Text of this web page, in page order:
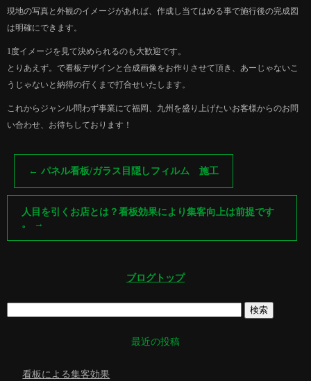
現地の写真と外観のイメージがあれば、作成し当てはめる事で施行後の完成図
は明確にできます。
1度イメージを見て決められるのも大歓迎です。
とりあえず。で看板デザインと合成画像をお作りさせて頂き、あーじゃないこ
うじゃないと納得の行くまで打合せいたします。
これからジャンル問わず事業にて福岡、九州を盛り上げたいお客様からのお問
い合わせ、お待ちしております！
← パネル看板/ガラス目隠しフィルム 施工
人目を引くお店とは？看板効果により集客向上は前提です
。
→
ブログトップ
最近の投稿
看板による集客効果